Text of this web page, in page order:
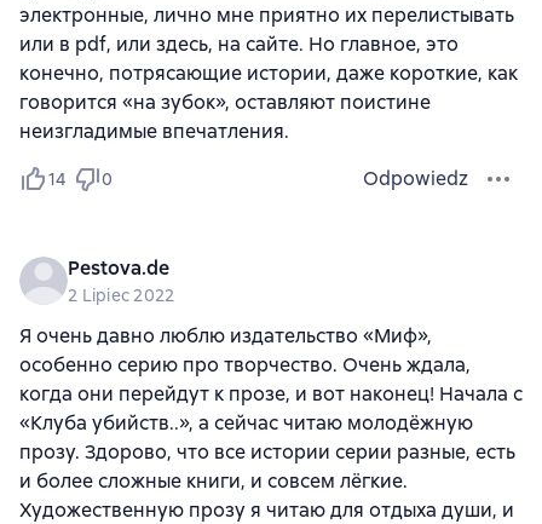
электронные, лично мне приятно их перелистывать
или в pdf, или здесь, на сайте. Но главное, это
конечно, потрясающие истории, даже короткие, как
говорится «на зубок», оставляют поистине
неизгладимые впечатления.
14 0 Odpowiedz
Pestova.de
2 Lipiec 2022
Я очень давно люблю издательство «Миф»,
особенно серию про творчество. Очень ждала,
когда они перейдут к прозе, и вот наконец! Начала с
«Клуба убийств..», а сейчас читаю молодёжную
прозу. Здорово, что все истории серии разные, есть
и более сложные книги, и совсем лёгкие.
Художественную прозу я читаю для отдыха души, и